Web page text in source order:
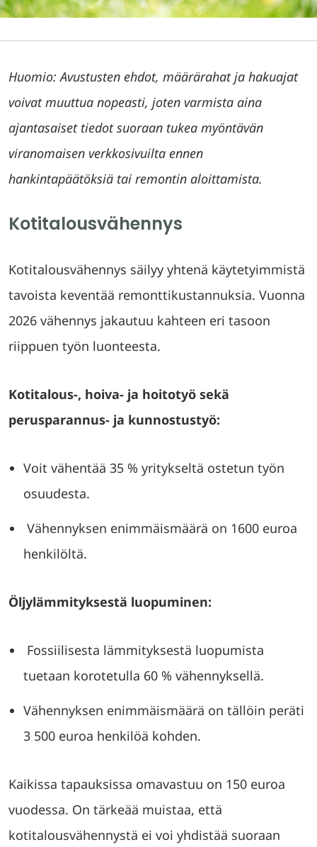
Huomio: Avustusten ehdot, määrärahat ja hakuajat
voivat muuttua nopeasti, joten varmista aina
ajantasaiset tiedot suoraan tukea myöntävän
viranomaisen verkkosivuilta ennen
hankintapäätöksiä tai remontin aloittamista.
Kotitalousvähennys
Kotitalousvähennys säilyy yhtenä käytetyimmistä
tavoista keventää remonttikustannuksia. Vuonna
2026 vähennys jakautuu kahteen eri tasoon
riippuen työn luonteesta.
Kotitalous-, hoiva- ja hoitotyö sekä
perusparannus- ja kunnostustyö:
Voit vähentää 35 % yritykseltä ostetun työn
osuudesta.
Vähennyksen enimmäismäärä on 1600 euroa
henkilöltä.
Öljylämmityksestä luopuminen:
Fossiilisesta lämmityksestä luopumista
tuetaan korotetulla 60 % vähennyksellä.
Vähennyksen enimmäismäärä on tällöin peräti
3 500 euroa henkilöä kohden.
Kaikissa tapauksissa omavastuu on 150 euroa
vuodessa. On tärkeää muistaa, että
kotitalousvähennystä ei voi yhdistää suoraan